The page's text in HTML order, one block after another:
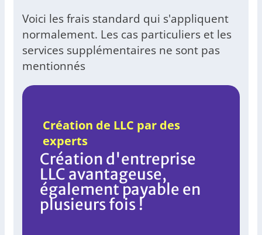
Voici les frais standard qui s'appliquent
normalement. Les cas particuliers et les
services supplémentaires ne sont pas
mentionnés
Création de LLC par des
experts
Création d'entreprise
LLC avantageuse,
également payable en
plusieurs fois !